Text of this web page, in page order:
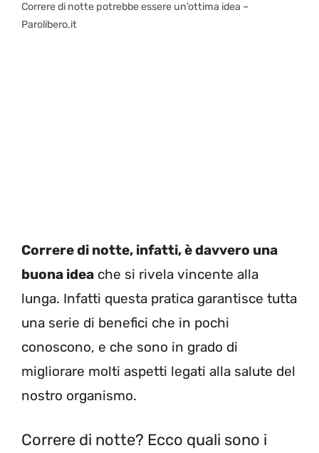
Correre di notte potrebbe essere un’ottima idea –
Parolibero.it
Correre di notte, infatti, è davvero una
buona idea che si rivela vincente alla
lunga. Infatti questa pratica garantisce tutta
una serie di benefici che in pochi
conoscono, e che sono in grado di
migliorare molti aspetti legati alla salute del
nostro organismo.
Correre di notte? Ecco quali sono i